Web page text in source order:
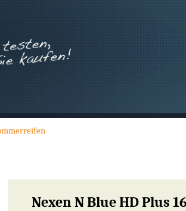
Nexen N Blue HD Plus